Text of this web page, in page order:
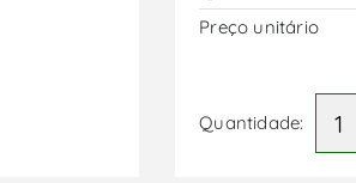
Preço unitário
Quantidade: